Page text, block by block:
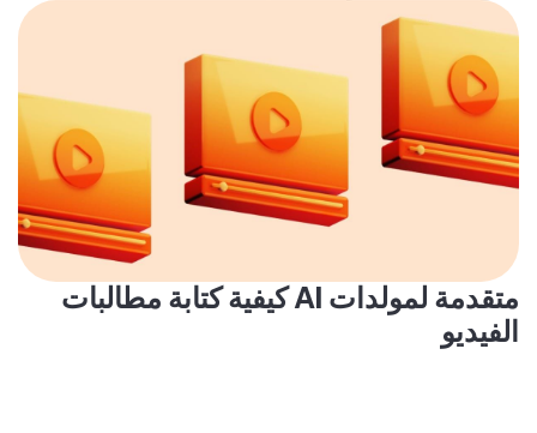
كيفية كتابة مطالبات AI متقدمة لمولدات
الفيديو